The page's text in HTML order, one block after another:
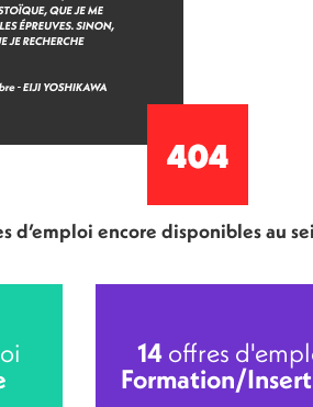
d’emploi encore disponibles au
14offres
Formation/